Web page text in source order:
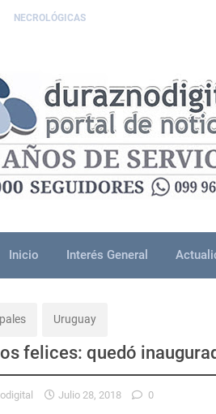
NECROLÓGICAS
Inicio Interés General
Uruguay
felices: quedó
Julio 28, 2018 0